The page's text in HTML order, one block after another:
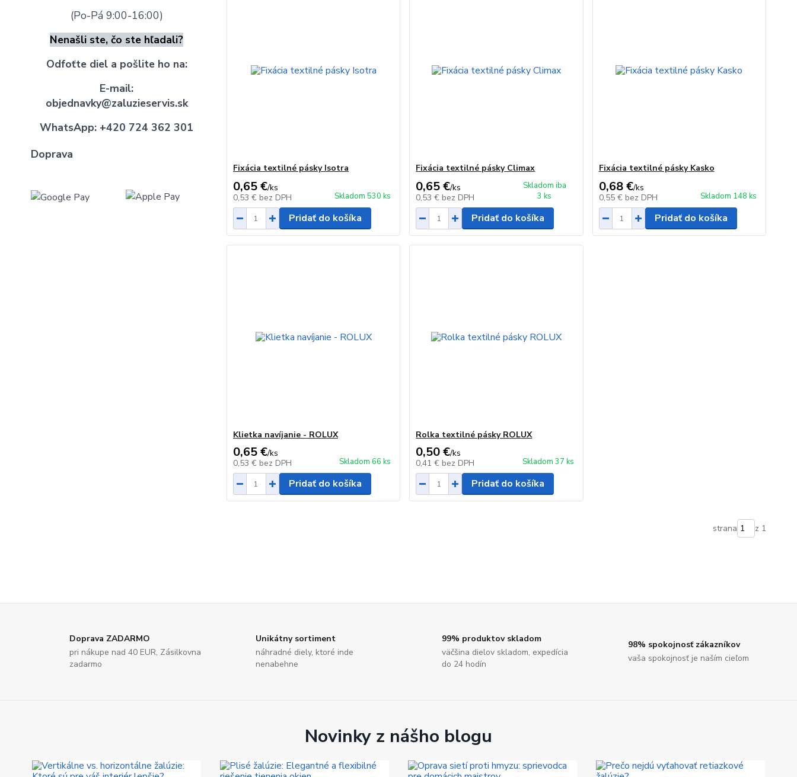
(Po-Pá 9:00-16:00)
Nenašli ste, čo ste hľadali?
Odfoťte diel a pošlite ho na:
E-mail:
objednavky@zaluzieservis.sk
WhatsApp: +420 724 362 301
Doprava
Fixácia textilné pásky Isotra
0,65 €/ks
0,53 € bez DPH Skladom 530 ks
Pridať do košíka
Fixácia textilné pásky Climax
0,65 €/ks
0,53 € bez DPH
Skladom iba
3 ks
Pridať do košíka
Fixácia textilné pásky Kasko
0,68 €/ks
0,55 € bez DPH Skladom 148 ks
Pridať do košíka
Klietka navíjanie - ROLUX
0,65 €/ks
0,53 € bez DPH Skladom 66 ks
Pridať do košíka
Rolka textilné pásky ROLUX
0,50 €/ks
0,41 € bez DPH Skladom 37 ks
Pridať do košíka
strana z 1
Doprava ZADARMO
pri nákupe nad 40 EUR, Zásilkovna
zadarmo
Unikátny sortiment
náhradné diely, ktoré inde
nenabehne
99% produktov skladom
väčšina dielov skladom, expedícia
do 24 hodín
98% spokojnosť zákazníkov
vaša spokojnosť je naším cieľom
Novinky z nášho blogu